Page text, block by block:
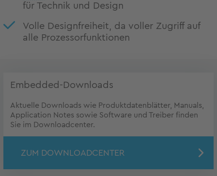
für Technik und Design
Volle Designfreiheit, da voller Zugriff auf
alle Prozessorfunktionen
Embedded-Downloads
Aktuelle Downloads wie Produktdatenblätter, Manuals,
Application Notes sowie Software und Treiber finden
Sie im Downloadcenter.
ZUM DOWNLOADCENTER